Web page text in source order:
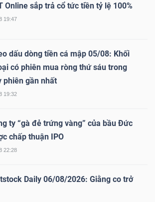
Online sắp trả cổ tức tiền tỷ lệ 100%
19:47
dấu dòng tiền cá mập 05/08: Khối
có phiên mua ròng thứ sáu trong
phiên gần nhất
19:32
ty “gà đẻ trứng vàng” của bầu Đức
chấp thuận IPO
22:28
Daily 06/08/2026: Giằng co trở